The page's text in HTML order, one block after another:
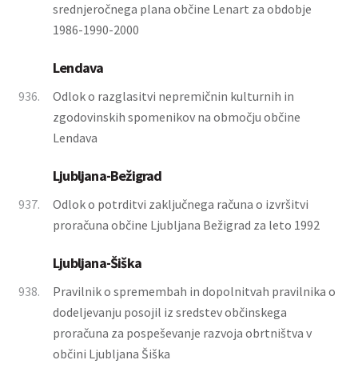
srednjeročnega plana občine Lenart za obdobje
1986-1990-2000
Lendava
936.
Odlok o razglasitvi nepremičnin kulturnih in
zgodovinskih spomenikov na območju občine
Lendava
Ljubljana-Bežigrad
937.
Odlok o potrditvi zaključnega računa o izvršitvi
proračuna občine Ljubljana Bežigrad za leto 1992
Ljubljana-Šiška
938.
Pravilnik o spremembah in dopolnitvah pravilnika o
dodeljevanju posojil iz sredstev občinskega
proračuna za pospeševanje razvoja obrtništva v
občini Ljubljana Šiška